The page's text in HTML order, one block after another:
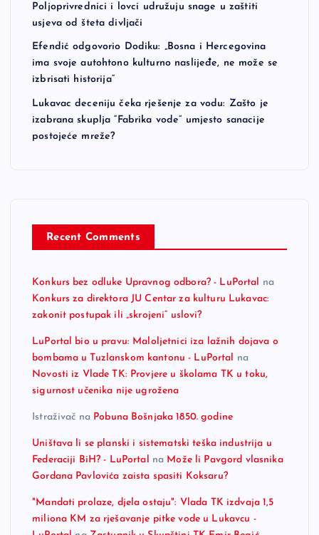
Poljoprivrednici i lovci udružuju snage u zaštiti
usjeva od šteta divljači
Efendić odgovorio Dodiku: „Bosna i Hercegovina
ima svoje autohtono kulturno naslijeđe, ne može se
izbrisati historija“
Lukavac deceniju čeka rješenje za vodu: Zašto je
izabrana skuplja “Fabrika vode” umjesto sanacije
postojeće mreže?
Recent Comments
Konkurs bez odluke Upravnog odbora? - LuPortal
na
Konkurs za direktora JU Centar za kulturu Lukavac:
zakonit postupak ili „skrojeni“ uslovi?
LuPortal bio u pravu: Maloljetnici iza lažnih dojava o
bombama u Tuzlanskom kantonu - LuPortal
na
Novosti iz Vlade TK: Provjere u školama TK u toku,
sigurnost učenika nije ugrožena
Istraživač na Pobuna Bošnjaka 1850. godine
Uništava li se planski i sistematski teška industrija u
Federaciji BiH? - LuPortal na Može li Pavgord vlasnika
Gordana Pavlovića zaista spasiti Koksaru?
"Mandati prolaze, djela ostaju": Vlada TK izdvaja 1,5
miliona KM za rješavanje pitke vode u Lukavcu -